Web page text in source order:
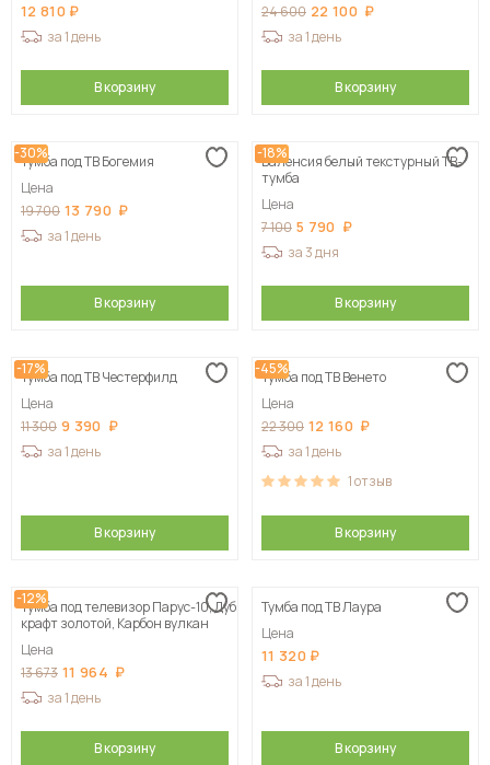
12 810
за 1 день
В корзину
24 600 22 100
за 1 день
В корзину
-30%
Тумба под ТВ Богемия
Цена
19 700 13 790
за 1 день
В корзину
-18%
Валенсия белый текстурный ТВ-
тумба
Цена
7 100 5 790
за 3 дня
В корзину
-17%
Тумба под ТВ Честерфилд
Цена
11 300 9 390
за 1 день
В корзину
-45%
Тумба под ТВ Венето
Цена
22 300 12 160
за 1 день
1отзыв
В корзину
-12%
Тумба под телевизор Парус-10, Дуб
крафт золотой, Карбон вулкан
Цена
13 673 11 964
за 1 день
В корзину
Тумба под ТВ Лаура
Цена
11 320
за 1 день
В корзину